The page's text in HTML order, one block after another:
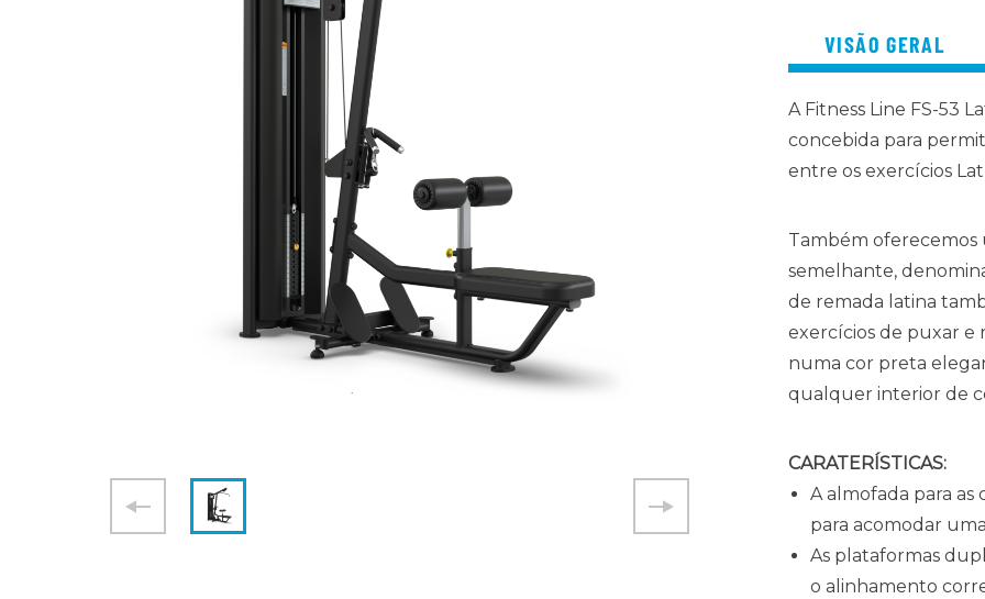
VISÃO GERAL
A Fitness Line FS-53
concebida para
entre os exercícios
Também oferecemos
semelhante,
de remada latina
exercícios de puxar e
numa cor preta
qualquer interior de
CARATERÍSTICAS:
A almofada para as
para acomodar
As plataformas
o alinhamento